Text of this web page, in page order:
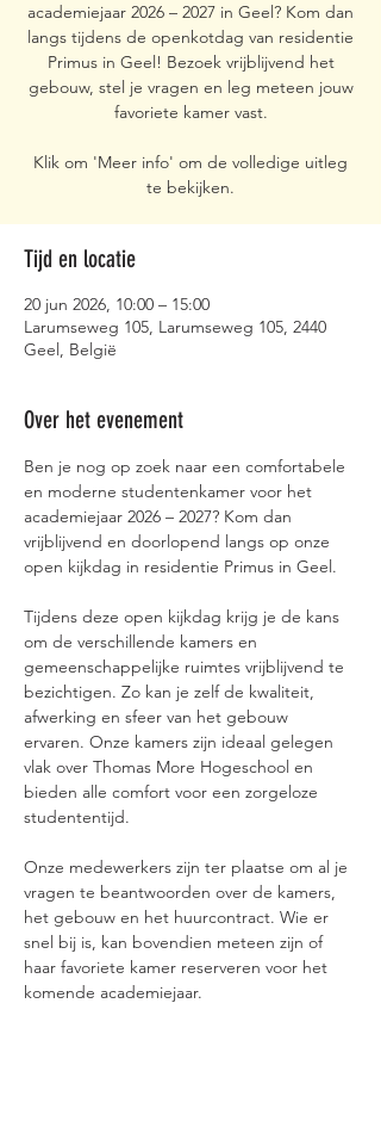
academiejaar 2026 – 2027 in Geel? Kom dan
langs tijdens de openkotdag van residentie
Primus in Geel! Bezoek vrijblijvend het
gebouw, stel je vragen en leg meteen jouw
favoriete kamer vast.
Klik om 'Meer info' om de volledige uitleg
te bekijken.
Tijd en locatie
20 jun 2026, 10:00 – 15:00
Larumseweg 105, Larumseweg 105, 2440
Geel, België
Over het evenement
Ben je nog op zoek naar een comfortabele
en moderne studentenkamer voor het
academiejaar 2026 – 2027? Kom dan
vrijblijvend en doorlopend langs op onze
open kijkdag in residentie Primus in Geel.
Tijdens deze open kijkdag krijg je de kans
om de verschillende kamers en
gemeenschappelijke ruimtes vrijblijvend te
bezichtigen. Zo kan je zelf de kwaliteit,
afwerking en sfeer van het gebouw
ervaren. Onze kamers zijn ideaal gelegen
vlak over Thomas More Hogeschool en
bieden alle comfort voor een zorgeloze
studententijd.
Onze medewerkers zijn ter plaatse om al je
vragen te beantwoorden over de kamers,
het gebouw en het huurcontract. Wie er
snel bij is, kan bovendien meteen zijn of
haar favoriete kamer reserveren voor het
komende academiejaar.